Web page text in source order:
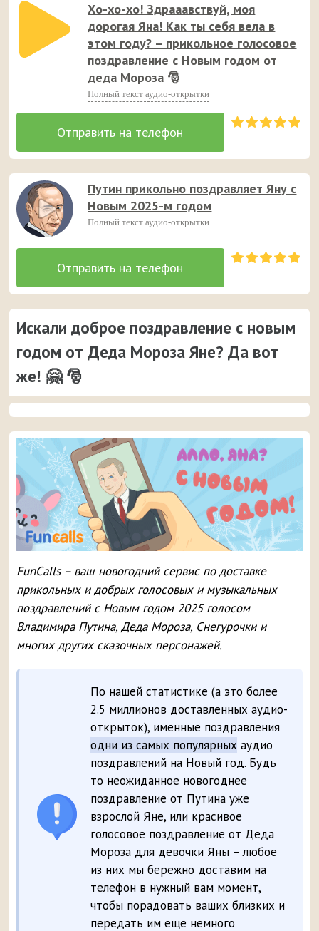
Хо-хо-хо! Здрааавствуй, моя
дорогая Яна! Как ты себя вела в
этом году? – прикольное голосовое
поздравление с Новым годом от
деда Мороза 🎅
Полный текст аудио-открытки
Путин прикольно поздравляет Яну с
Новым 2025-м годом
Полный текст аудио-открытки
Искали доброе поздравление с новым
годом от Деда Мороза Яне? Да вот
же! 🤗 🎅
FunCalls – ваш новогодний сервис по доставке
прикольных и добрых голосовых и музыкальных
поздравлений с Новым годом 2025 голосом
Владимира Путина, Деда Мороза, Снегурочки и
многих других сказочных персонажей.
По нашей статистике (а это более
2.5 миллионов доставленных аудио-
открыток), именные поздравления
одни из самых популярных аудио
поздравлений на Новый год. Будь
то неожиданное новогоднее
поздравление от Путина уже
взрослой Яне, или красивое
голосовое поздравление от Деда
Мороза для девочки Яны – любое
из них мы бережно доставим на
телефон в нужный вам момент,
чтобы порадовать ваших близких и
передать им еще немного